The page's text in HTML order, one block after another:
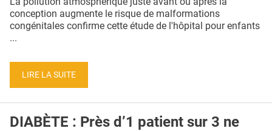
QUI SOMMES-NOUS ?
conception augmente le risque de malformations
congénitales confirme cette étude de l'hôpital pour enfants
...
LIRE LA SUITE
DIABÈTE : Près d’1 patient sur 3 ne